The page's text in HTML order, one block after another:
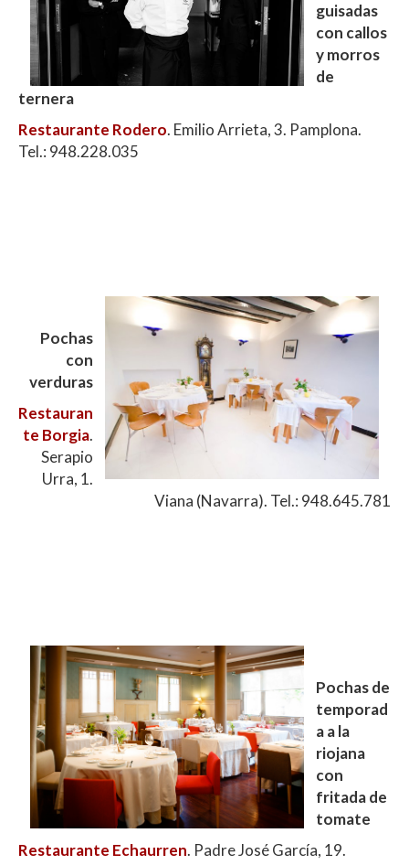
guisadas
con callos
y morros
de
ternera
Restaurante Rodero. Emilio Arrieta, 3. Pamplona.
Tel.: 948.228.035
Pochas
con
verduras
Restauran
te Borgia.
Serapio
Urra, 1.
Viana (Navarra). Tel.: 948.645.781
Pochas de
temporad
a a la
riojana
con
fritada de
tomate
Restaurante Echaurren. Padre José García, 19.